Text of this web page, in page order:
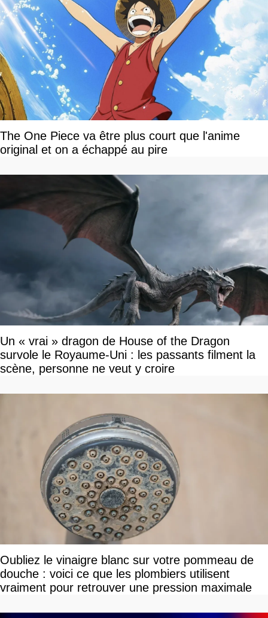
The One Piece va être plus court que l'anime
original et on a échappé au pire
Un « vrai » dragon de House of the Dragon
survole le Royaume-Uni : les passants filment la
scène, personne ne veut y croire
Oubliez le vinaigre blanc sur votre pommeau de
douche : voici ce que les plombiers utilisent
vraiment pour retrouver une pression maximale